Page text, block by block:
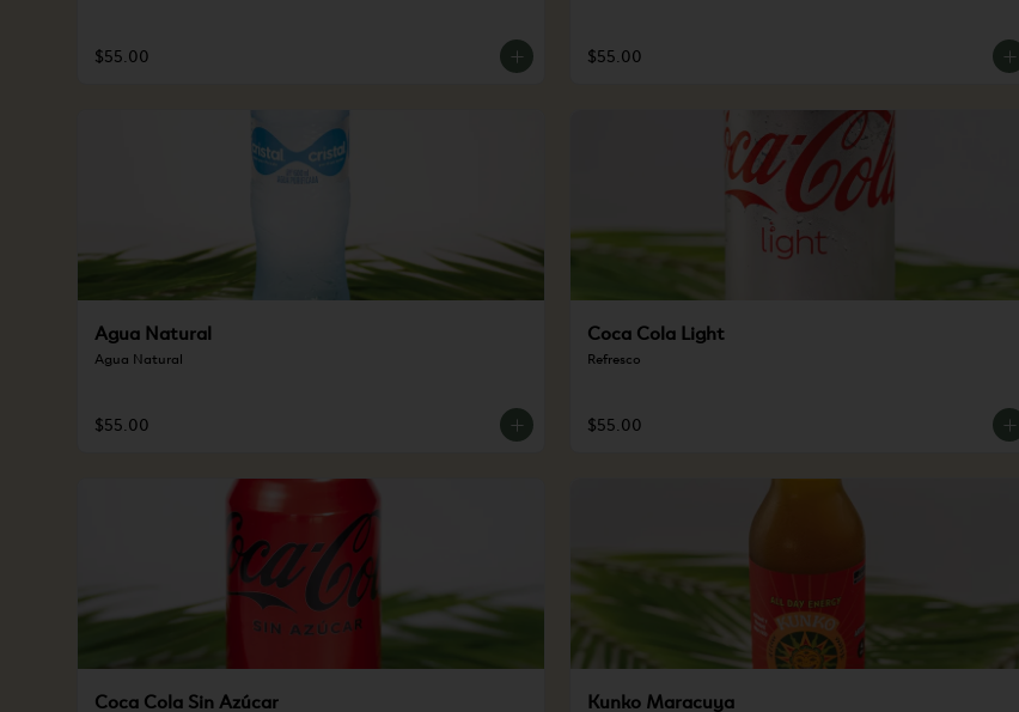
$55.00 $55.00
Agua Natural
Agua Natural
$55.00
Coca Cola Light
Refresco
$55.00
Coca Cola Sin Azúcar Kunko Maracuya